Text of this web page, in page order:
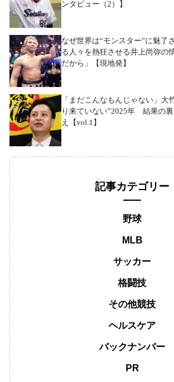
ンタビュー（2）】
なぜ世界は“モンスター”に魅
る人々を熱狂させる井上尚弥の
だから」【現地発】
「まだこんなもんじゃない」大
り来ていない”2025年 結果の
え【vol.1】
記事カテゴリー
野球
MLB
サッカー
格闘技
その他競技
ヘルスケア
バックナンバー
PR